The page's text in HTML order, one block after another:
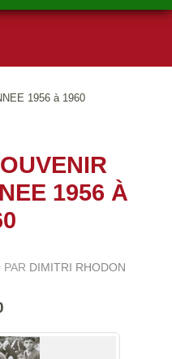
1956 à 1960
1956 À
PAR DIMITRI RHODON